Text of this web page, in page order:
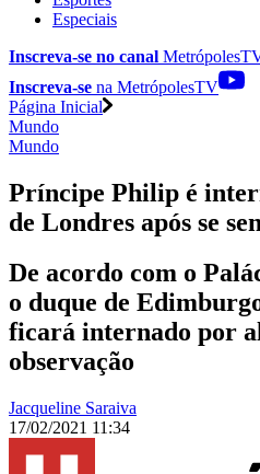
Especiais
Inscreva-se no canal
Inscreva-se na MetrópolesTV
Página Inicial
Mundo
Mundo
Príncipe Philip é
de Londres após se
De acordo com o
o duque de
ficará internado por
observação
Jacqueline Saraiva
17/02/2021 11:34